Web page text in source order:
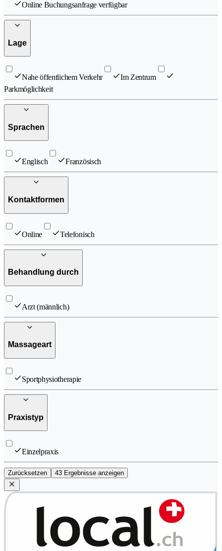
Online Buchungsanfrage verfügbar
Lage
Nahe öffentlichem Verkehr
Im Zentrum
Parkmöglichkeit
Sprachen
Englisch Französisch
Kontaktformen
Online Telefonisch
Behandlung durch
Arzt (männlich)
Massageart
Sportphysiotherapie
Praxistyp
Einzelpraxis
Zurücksetzen 43 Ergebnisse anzeigen